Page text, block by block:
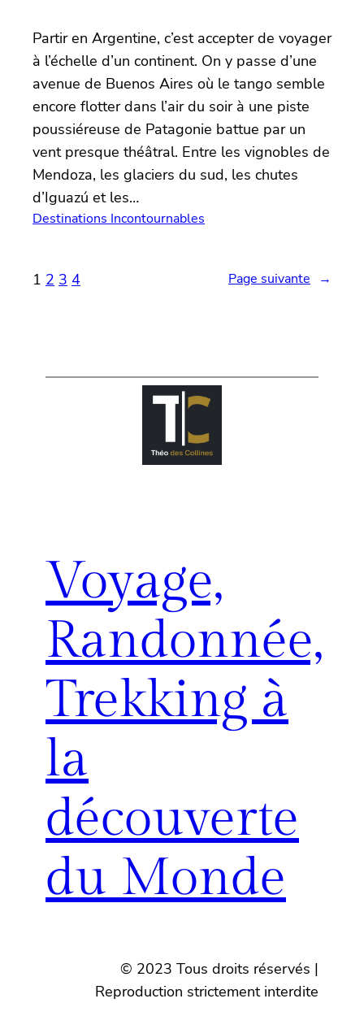
Partir en Argentine, c’est accepter de voyager
à l’échelle d’un continent. On y passe d’une
avenue de Buenos Aires où le tango semble
encore flotter dans l’air du soir à une piste
poussiéreuse de Patagonie battue par un
vent presque théâtral. Entre les vignobles de
Mendoza, les glaciers du sud, les chutes
d’Iguazú et les…
Destinations Incontournables
1 2 3 4 Page suivante →
Voyage,
Randonnée,
Trekking à
la
découverte
du Monde
© 2023 Tous droits réservés |
Reproduction strictement interdite